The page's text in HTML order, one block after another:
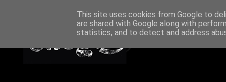
This site uses cookies from Google to
are shared with Google along with
statistics, and to detect and address